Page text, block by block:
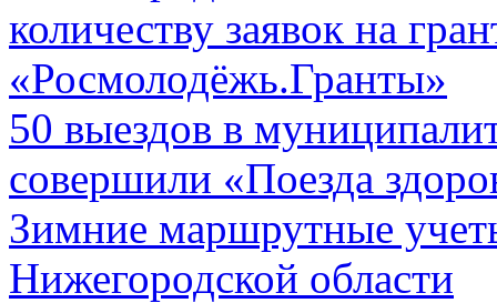
количеству заявок на
«Росмолодёжь.Гранты»
50 выездов в
совершили «Поезда
Зимние маршрутные
Нижегородской области